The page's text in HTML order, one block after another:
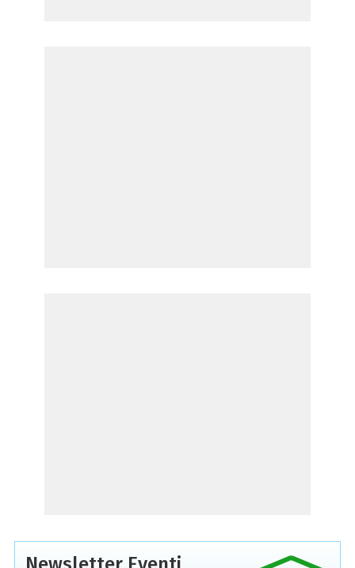
Newsletter Eventi